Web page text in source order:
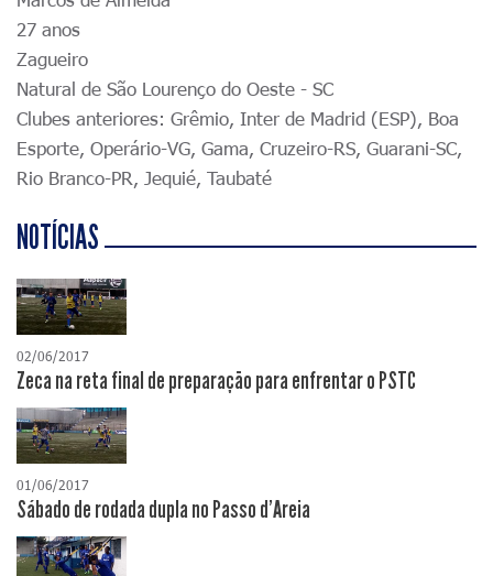
27 anos
Zagueiro
Natural de São Lourenço do Oeste - SC
Clubes anteriores: Grêmio, Inter de Madrid (ESP), Boa
Esporte, Operário-VG, Gama, Cruzeiro-RS, Guarani-SC,
Rio Branco-PR, Jequié, Taubaté
NOTÍCIAS
02/06/2017
Zeca na reta final de preparação para enfrentar o PSTC
01/06/2017
Sábado de rodada dupla no Passo d'Areia